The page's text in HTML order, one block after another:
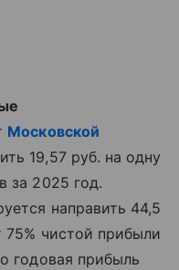
Московской
19,57 руб. на одну
за 2025 год.
направить 44,5
75% чистой прибыли
годовая прибыль